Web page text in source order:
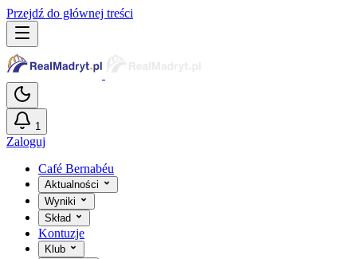
Przejdź do głównej treści
1
Zaloguj
Café Bernabéu
Aktualności
Wyniki
Skład
Kontuzje
Klub